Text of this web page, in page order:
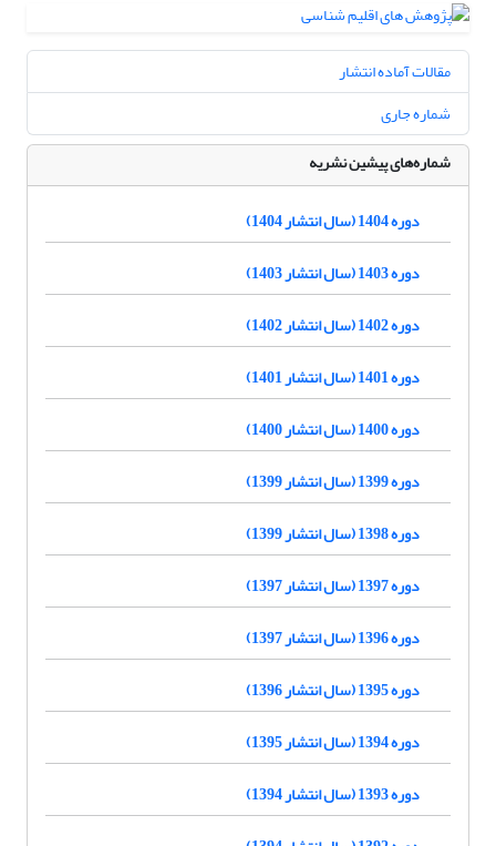
مقالات آماده انتشار
شماره جاری
شماره‌های پیشین نشریه
دوره 1404 (سال انتشار 1404)
دوره 1403 (سال انتشار 1403)
دوره 1402 (سال انتشار 1402)
دوره 1401 (سال انتشار 1401)
دوره 1400 (سال انتشار 1400)
دوره 1399 (سال انتشار 1399)
دوره 1398 (سال انتشار 1399)
دوره 1397 (سال انتشار 1397)
دوره 1396 (سال انتشار 1397)
دوره 1395 (سال انتشار 1396)
دوره 1394 (سال انتشار 1395)
دوره 1393 (سال انتشار 1394)